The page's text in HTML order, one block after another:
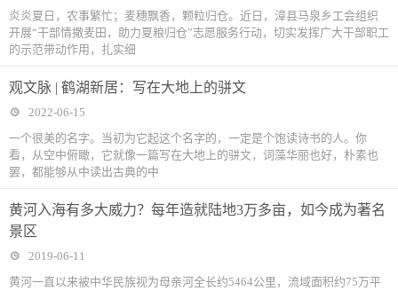
炎炎夏日，农事繁忙；麦穗飘香，颗粒归仓。近日，漳县马泉乡工会组织
开展“干部情撒麦田，助力夏粮归仓”志愿服务行动，切实发挥广大干部职工
的示范带动作用，扎实细
观文脉 | 鹤湖新居：写在大地上的骈文
2022-06-15
一个很美的名字。当初为它起这个名字的，一定是个饱读诗书的人。你
看，从空中俯瞰，它就像一篇写在大地上的骈文，词藻华丽也好，朴素也
罢，都能够从中读出古典的中
黄河入海有多大威力？每年造就陆地3万多亩，如今成为著名
景区
2019-06-11
黄河一直以来被中华民族视为母亲河全长约5464公里，流域面积约75万平